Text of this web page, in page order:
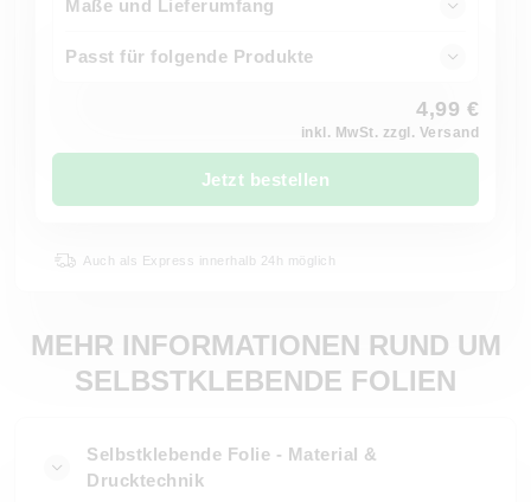
Maße und Lieferumfang
Passt für folgende Produkte
4,99 €
inkl. MwSt. zzgl. Versand
Jetzt bestellen
Auch als Express innerhalb 24h möglich
MEHR INFORMATIONEN RUND UM
SELBSTKLEBENDE FOLIEN
Selbstklebende Folie - Material &
Drucktechnik